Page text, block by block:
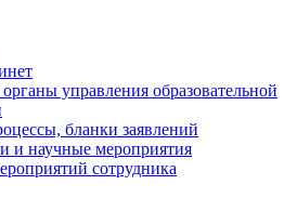
управления образовательной
бланки заявлений
и научные мероприятия
сотрудника